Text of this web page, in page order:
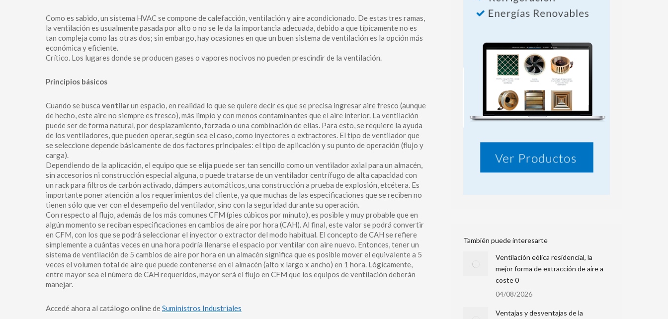
Como es sabido, un sistema HVAC se compone de calefacción, ventilación y aire acondicionado. De estas tres ramas,
la ventilación es usualmente pasada por alto o no se le da la importancia adecuada, debido a que típicamente no es
tan compleja como las otras dos; sin embargo, hay ocasiones en que un buen sistema de ventilación es la opción más
económica y eficiente.
Crítico. Los lugares donde se producen gases o vapores nocivos no pueden prescindir de la ventilación.
Principios básicos
Cuando se busca ventilarun espacio, en realidad lo que se quiere decir es que se precisa ingresar aire fresco (aunque
de hecho, este aire no siempre es fresco), más limpio y con menos contaminantes que el aire interior. La ventilación
puede ser de forma natural, por desplazamiento, forzada o una combinación de ellas. Para esto, se requiere la ayuda
de los ventiladores, que pueden operar, según sea el caso, como inyectores o extractores. El tipo de ventilador que
se seleccione depende básicamente de dos factores principales: el tipo de aplicación y su punto de operación (flujo y
carga).
Dependiendo de la aplicación, el equipo que se elija puede ser tan sencillo como un ventilador axial para un almacén,
sin accesorios ni construcción especial alguna, o puede tratarse de un ventilador centrífugo de alta capacidad con
un rack para filtros de carbón activado, dámpers automáticos, una construcción a prueba de explosión, etcétera. Es
importante poner atención a los requerimientos del cliente, ya que muchas de las especificaciones que se reciben no
tienen sólo que ver con el desempeño del ventilador, sino con la seguridad durante su operación.
Con respecto al flujo, además de los más comunes CFM (pies cúbicos por minuto), es posible y muy probable que en
algún momento se reciban especificaciones en cambios de aire por hora (CAH). Al final, este valor se podrá convertir
en CFM, con los que se podrá seleccionar el inyector o extractor del modo habitual. El concepto de CAH se refiere
simplemente a cuántas veces en una hora podría llenarse el espacio por ventilar con aire nuevo. Entonces, tener un
sistema de ventilación de 5 cambios de aire por hora en un almacén significa que es posible mover el equivalente a 5
veces el volumen total de aire que puede contenerse en el almacén (alto x largo x ancho) en 1 hora. Lógicamente,
entre mayor sea el número de CAH requeridos, mayor será el flujo en CFM que los equipos de ventilación deberán
manejar.
Accedé ahora al catálogo online deSuministros Industriales
También puede interesarte
Ventilación eólica residencial, la
mejor forma de extracción de aire a
coste 0
04/08/2026
Ventajas y desventajas de la